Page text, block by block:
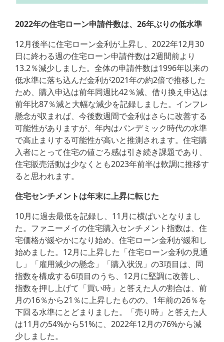
2022年の住宅ローン申請件数は、26年ぶりの低水準
12月後半に住宅ローン金利が上昇し、2022年12月30
日に終わる週の住宅ローン申請件数は2週間前より
13.2％減少しました。全体の申請件数は1996年以来の
低水準に落ち込んだ金利が2021年の約2倍で推移した
ため、購入申込は前年同週比42％減、借り換え申込は
前年比87％減と大幅な減少を記録しました。インフレ
懸念が収まれば、今後数週間で金利はさらに改善する
可能性がありますが、年内はパンデミック時代の水準
で高止まりする可能性が高いと推測されます。住宅購
入者にとって住宅の値ごろ感は引き続き課題であり、
住宅販売活動は少なくとも2023年前半は軟調に推移す
ると思われます。
住宅センチメントは年末に上昇に転じた
10月に過去最低を記録し、11月に横ばいとなりまし
た。ファニーメイの住宅購入センチメント指数は、住
宅価格が緩やかになり始め、住宅ローン金利が緩和し
始めました。12月に上昇した「住宅ローン金利の見通
し」「雇用減少の懸念」「購入状況」の3項目は、同
指数を構成する6項目のうち、12月に堅調に改善し、
指数を押し上げて「買い時」と答えた人の割合は、前
月の16％から21％に上昇したものの、1年前の26％を
下回る水準にとどまりました。「売り時」と答えた人
は11月の54%から51%に、2022年12月の76%から減
少しました。